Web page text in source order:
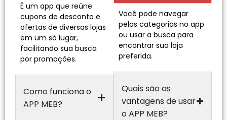
É um app que reúne
cupons de desconto e
ofertas de diversas lojas
em um só lugar,
facilitando sua busca
por promoções.
Como funciona o
APP MEB?
Você pode navegar
pelas categorias no app
ou usar a busca para
encontrar sua loja
preferida.
Quais são as
vantagens de usar
o APP MEB?